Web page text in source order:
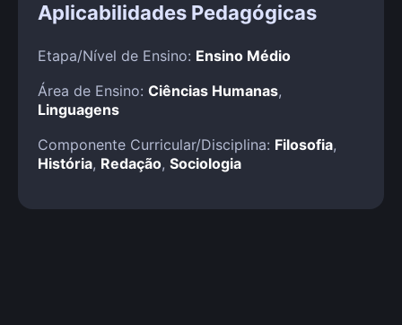
Aplicabilidades Pedagógicas
Etapa/Nível de Ensino: Ensino Médio
Área de Ensino: Ciências Humanas,
Linguagens
Componente Curricular/Disciplina: Filosofia,
História, Redação, Sociologia